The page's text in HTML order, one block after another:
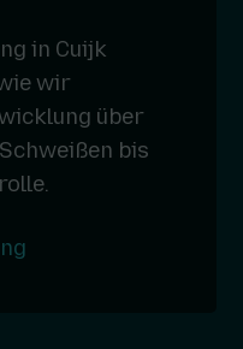
in Cuijk
wir
über
bis